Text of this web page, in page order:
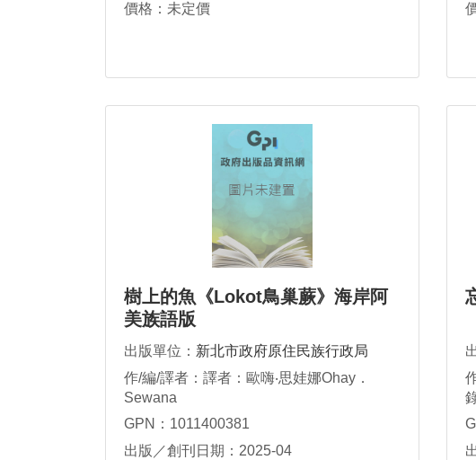
價格：未定價
樹上的魚《Lokot鳥巢蕨》海岸阿
美族語版
出版單位： 新北市政府原住民族行政局
作/編/譯者：譯者：歐嗨‧思娃娜Ohay．
Sewana
GPN：1011400381
出版／創刊日期：2025-04